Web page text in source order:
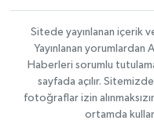
Sitede yayınlanan içerik
Yayınlanan
Haberleri sorumlu
sayfada açılır.
fotoğraflar izin
ortamda